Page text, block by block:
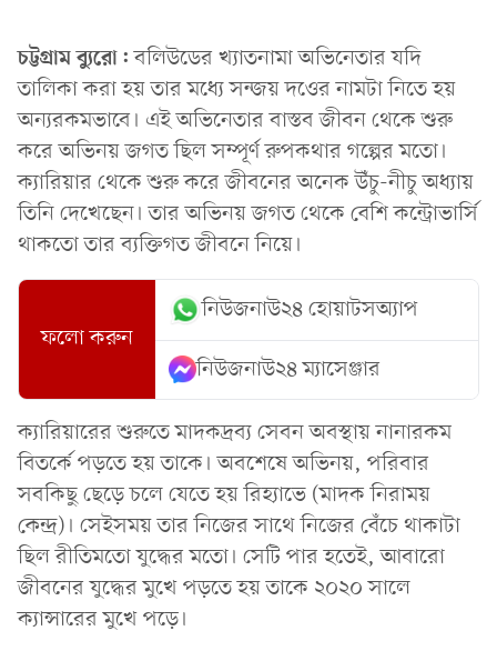
চট্টগ্রাম ব্যুরো:বলিউডের খ্যাতনামা অভিনেতার যদি
তালিকা করা হয় তার মধ্যে সন্জয় দওের নামটা নিতে হয়
অন্যরকমভাবে। এই অভিনেতার বাস্তব জীবন থেকে শুরু
করে অভিনয় জগত ছিল সম্পূর্ণ রুপকথার গল্পের মতো।
ক্যারিয়ার থেকে শুরু করে জীবনের অনেক উঁচু-নীচু অধ্যায়
তিনি দেখেছেন। তার অভিনয় জগত থেকে বেশি কন্ট্রোভার্সি
থাকতো তার ব্যক্তিগত জীবনে নিয়ে।
ফলো করুন
নিউজনাউ২৪ হোয়াটসঅ্যাপ
নিউজনাউ২৪ ম্যাসেঞ্জার
ক্যারিয়ারের শুরুতে মাদকদ্রব্য সেবন অবস্থায় নানারকম
বিতর্কে পড়তে হয় তাকে। অবশেষে অভিনয়, পরিবার
সবকিছু ছেড়ে চলে যেতে হয় রিহ্যাভে (মাদক নিরাময়
কেন্দ্র)। সেইসময় তার নিজের সাথে নিজের বেঁচে থাকাটা
ছিল রীতিমতো যুদ্ধের মতো। সেটি পার হতেই, আবারো
জীবনের যুদ্ধের মুখে পড়তে হয় তাকে ২০২০ সালে
ক্যান্সারের মুখে পড়ে।